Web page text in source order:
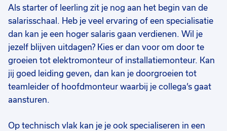
Als starter of leerling zit je nog aan het begin van de
salarisschaal. Heb je veel ervaring of een specialisatie
dan kan je een hoger salaris gaan verdienen. Wil je
jezelf blijven uitdagen? Kies er dan voor om door te
groeien tot elektromonteur of installatiemonteur. Kan
jij goed leiding geven, dan kan je doorgroeien tot
teamleider of hoofdmonteur waarbij je collega’s gaat
aansturen.
Op technisch vlak kan je je ook specialiseren in een